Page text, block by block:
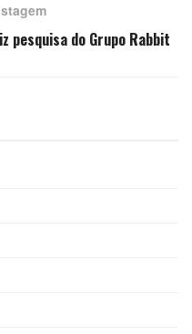
pesquisa do Grupo Rabbit